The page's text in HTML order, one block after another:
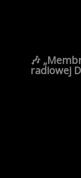
🎶
radiowej